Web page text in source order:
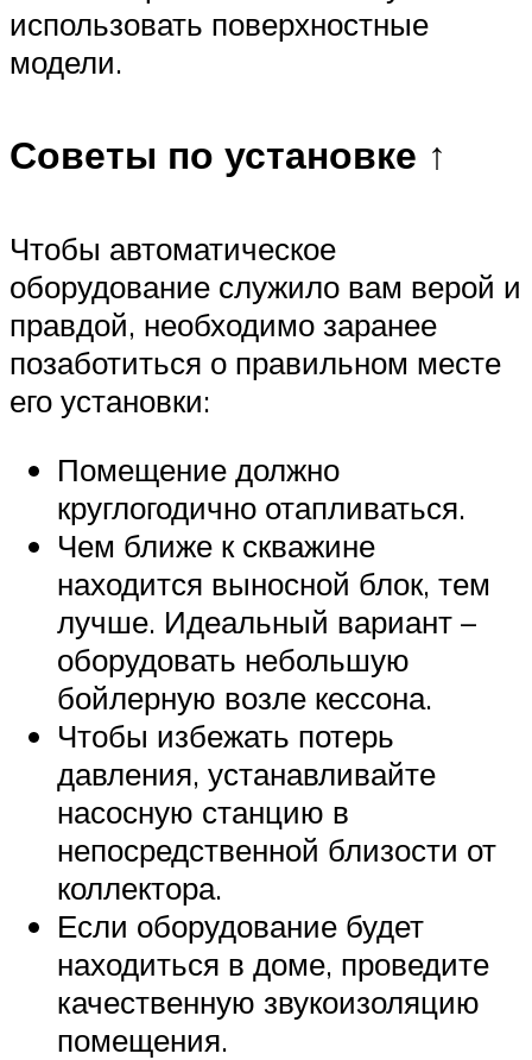
использовать поверхностные
модели.
Советы по установке ↑
Чтобы автоматическое
оборудование служило вам верой и
правдой, необходимо заранее
позаботиться о правильном месте
его установки:
Помещение должно
круглогодично отапливаться.
Чем ближе к скважине
находится выносной блок, тем
лучше. Идеальный вариант –
оборудовать небольшую
бойлерную возле кессона.
Чтобы избежать потерь
давления, устанавливайте
насосную станцию в
непосредственной близости от
коллектора.
Если оборудование будет
находиться в доме, проведите
качественную звукоизоляцию
помещения.